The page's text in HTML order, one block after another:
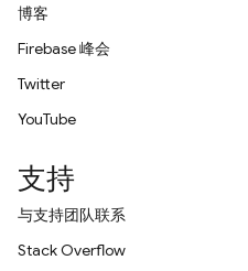
博客
Firebase 峰会
Twitter
YouTube
支持
与支持团队联系
Stack Overflow